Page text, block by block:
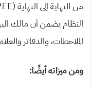
النظام يضمن أن مالك
الملاحظات، والدفاتر
ومن ميزاته أيضًا: